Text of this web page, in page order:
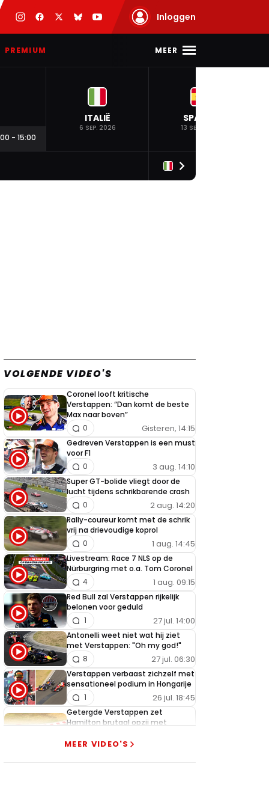
Inloggen
PREMIUM MEER
- 15:00
ITALIË
6 SEP. 2026
SPANJE
13 SEP. 2026
VOLGENDE VIDEO'S
Coronel looft kritische
Verstappen: “Dan komt de beste
Max naar boven”
Gisteren, 14:15
0
Gedreven Verstappen is een must
voor F1
3 aug. 14:10
0
Super GT-bolide vliegt door de
lucht tijdens schrikbarende crash
2 aug. 14:20
0
Rally-coureur komt met de schrik
vrij na drievoudige koprol
1 aug. 14:45
0
Livestream: Race 7 NLS op de
Nürburgring met o.a. Tom Coronel
1 aug. 09:15
4
Red Bull zal Verstappen rijkelijk
belonen voor geduld
27 jul. 14:00
1
Antonelli weet niet wat hij ziet
met Verstappen: "Oh my god!"
27 jul. 06:30
8
Verstappen verbaast zichzelf met
sensationeel podium in Hongarije
26 jul. 18:45
1
Getergde Verstappen zet
Hamilton brutaal opzij met
13
Verstappen slaat alarm na nieuwe
MEER VIDEO'S